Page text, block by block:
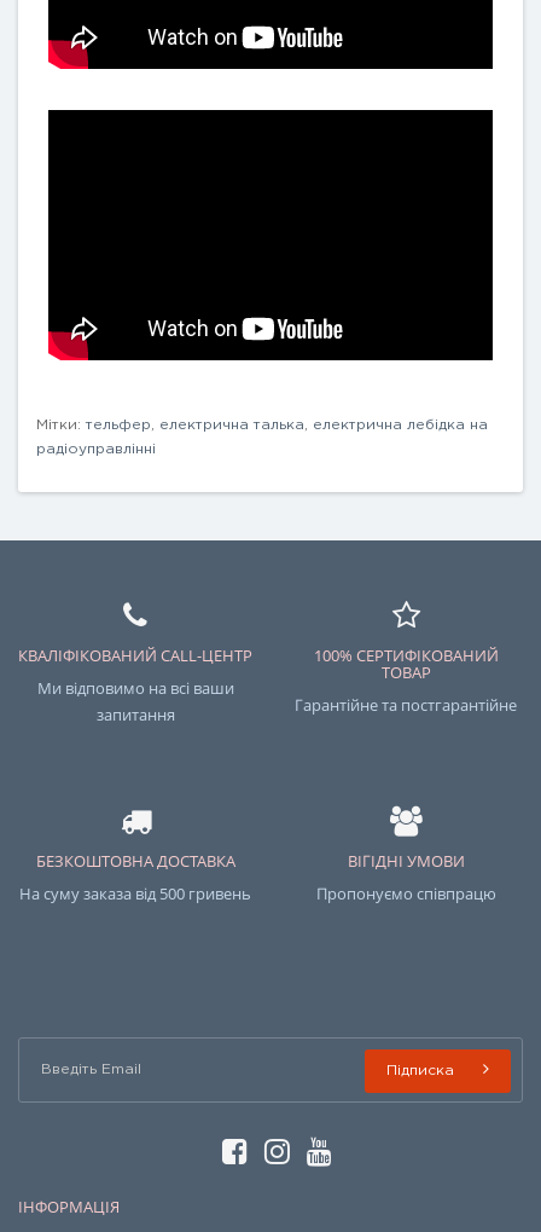
Мітки:тельфер електрична талька
електрична лебідка на
радіоуправлінні
КВАЛІФІКОВАНИЙ CALL-ЦЕНТР
Ми відповимо на всі ваши
запитання
100% СЕРТИФІКОВАНИЙ
ТОВАР
Гарантійне та постгарантійне
БЕЗКОШТОВНА ДОСТАВКА
На суму заказа від 500 гривень
ВІГІДНІ УМОВИ
Пропонуємо співпрацю
Підписка
ІНФОРМАЦІЯ